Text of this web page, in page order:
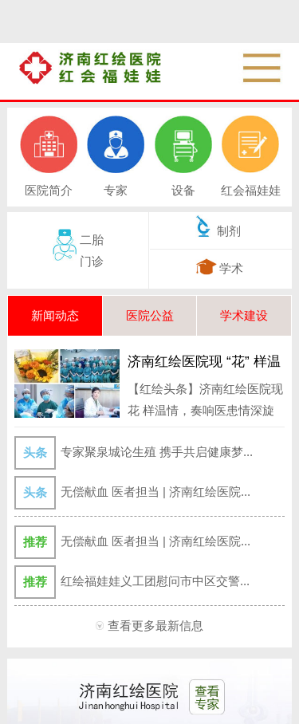
医院简介 专家 设备 红会福娃娃
二胎
门诊
制剂
学术
新闻动态 医院公益 学术建设
济南红绘医院现 “花” 样温
情，奏响医患情深旋律
【红绘头条】济南红绘医院现
花 样温情，奏响医患情深旋
头条
专家聚泉城论生殖 携手共启健康梦...
头条 无偿献血 医者担当 | 济南红绘医院...
推荐 无偿献血 医者担当 | 济南红绘医院...
推荐 红绘福娃娃义工团慰问市中区交警...
查看更多最新信息